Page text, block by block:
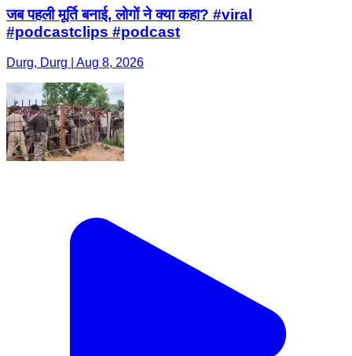
जब पहली मूर्ति बनाई, लोगों ने क्या कहा? #viral
#podcastclips #podcast
Durg, Durg | Aug 8, 2026